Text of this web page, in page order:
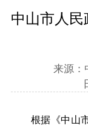
中山市人
来源：
根据《中山市